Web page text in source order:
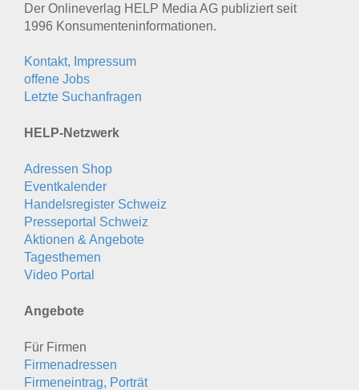
Der Onlineverlag HELP Media AG publiziert seit
1996 Konsumenten­informationen.
Kontakt, Impressum
offene Jobs
Letzte Suchanfragen
HELP-Netzwerk
Adressen Shop
Eventkalender
Handelsregister Schweiz
Presseportal Schweiz
Aktionen & Angebote
Tagesthemen
Video Portal
Angebote
Für Firmen
Firmenadressen
Firmeneintrag, Porträt